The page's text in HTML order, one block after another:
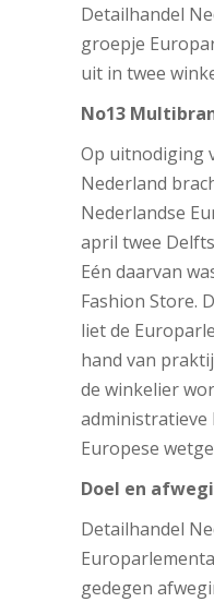
Detailhandel
groepje
uit in twee
No13
Op uitnodiging
Nederland
Nederlandse
april twee
Eén daarvan
Fashion Store.
liet de
hand van
de winkelier
Europese
Doel en
Detailhandel
gedegen